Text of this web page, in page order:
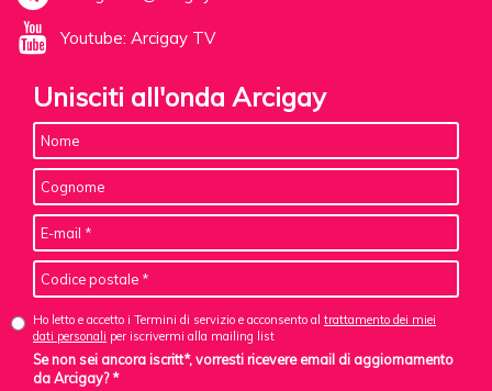
Youtube: Arcigay TV
Unisciti all'onda Arcigay
Ho letto e accetto i Termini di servizio e acconsento al trattamento dei miei
dati personali per iscrivermi alla mailing list
Se non sei ancora iscritt*, vorresti ricevere email di aggiornamento
da Arcigay? *